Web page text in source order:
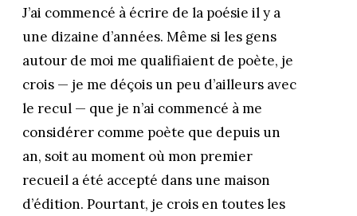
J’ai commencé à écrire de la poésie il y a
une dizaine d’années. Même si les gens
autour de moi me qualifiaient de poète, je
crois — je me déçois un peu d’ailleurs avec
le recul — que je n’ai commencé à me
considérer comme poète que depuis un
an, soit au moment où mon premier
recueil a été accepté dans une maison
d’édition. Pourtant, je crois en toutes les